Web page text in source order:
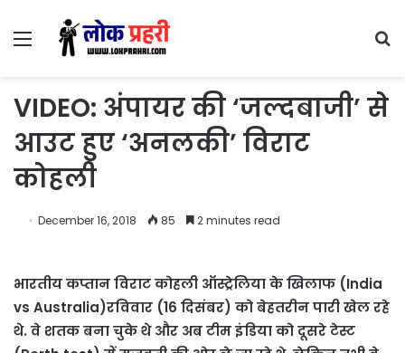
Menu
VIDEO: अंपायर की ‘जल्दबाजी’ से
आउट हुए ‘अनलकी’ विराट
कोहली
December 16, 2018 85 2 minutes read
भारतीय कप्तान विराट कोहली ऑस्ट्रेलिया के खिलाफ (India
vs Australia)रविवार (16 दिसंबर) को बेहतरीन पारी खेल रहे
थे. वे शतक बना चुके थे और अब टीम इंडिया को दूसरे टेस्ट